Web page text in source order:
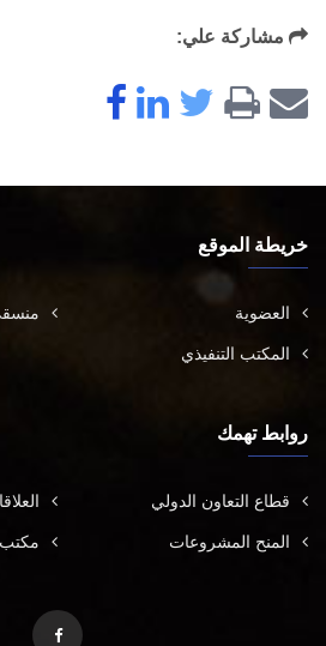
مشاركة علي:
خريطة الموقع
العضوية
المكتب التنفيذي
روابط تهمك
قطاع التعاون الدولي
المنح المشروعات مكتب